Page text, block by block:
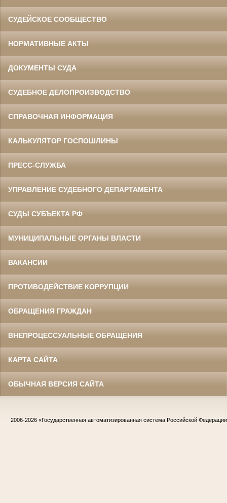
СУДЕЙСКОЕ СООБЩЕСТВО
НОРМАТИВНЫЕ АКТЫ
ДОКУМЕНТЫ СУДА
СУДЕБНОЕ ДЕЛОПРОИЗВОДСТВО
СПРАВОЧНАЯ ИНФОРМАЦИЯ
КАЛЬКУЛЯТОР ГОСПОШЛИНЫ
ПРЕСС-СЛУЖБА
УПРАВЛЕНИЕ СУДЕБНОГО ДЕПАРТАМЕНТА
СУДЫ СУБЪЕКТА РФ
МУНИЦИПАЛЬНЫЕ ОРГАНЫ ВЛАСТИ
ВАКАНСИИ
ПРОТИВОДЕЙСТВИЕ КОРРУПЦИИ
ОБРАЩЕНИЯ ГРАЖДАН
ВНЕПРОЦЕССУАЛЬНЫЕ ОБРАЩЕНИЯ
КАРТА САЙТА
ОБЫЧНАЯ ВЕРСИЯ САЙТА
2006-2026 «Государственная автоматизированная система Российской